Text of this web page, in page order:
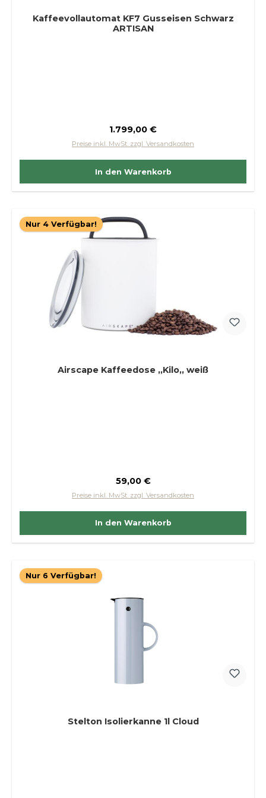
Kaffeevollautomat KF7 Gusseisen Schwarz
ARTISAN
Regulärer Preis:
1.799,00 €
Preise inkl. MwSt. zzgl. Versandkosten
In den Warenkorb
Nur 4 Verfügbar!
Airscape Kaffeedose ,,Kilo,, weiß
Regulärer Preis:
59,00 €
Preise inkl. MwSt. zzgl. Versandkosten
In den Warenkorb
Nur 6 Verfügbar!
Stelton Isolierkanne 1l Cloud